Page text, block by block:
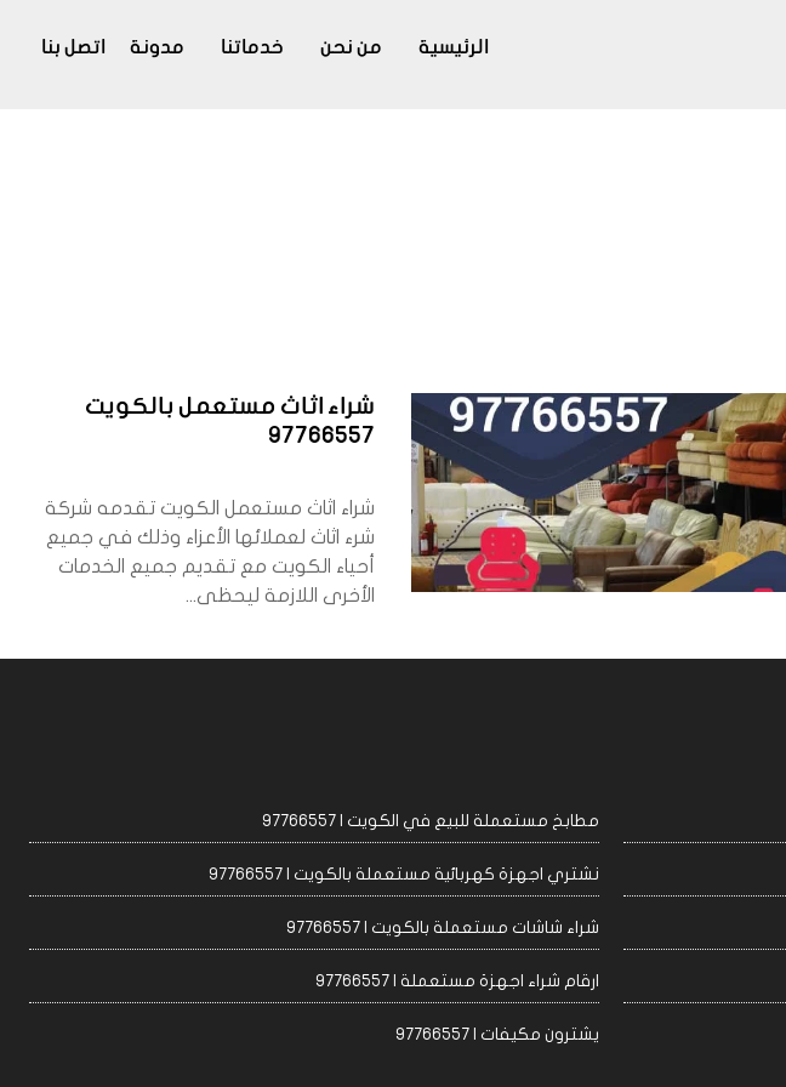
الرئيسية من نحن خدماتنا مدونة اتصل بنا
شراء اثاث مستعمل بالكويت
97766557
شراء اثاث مستعمل الكويت تقدمه شركة
شرء اثاث لعملائها الأعزاء وذلك في جميع
أحياء الكويت مع تقديم جميع الخدمات
الأخرى اللازمة ليحظى...
مطابخ مستعملة للبيع في الكويت | 97766557
نشتري اجهزة كهربائية مستعملة بالكويت | 97766557
شراء شاشات مستعملة بالكويت | 97766557
ارقام شراء اجهزة مستعملة | 97766557
يشترون مكيفات | 97766557